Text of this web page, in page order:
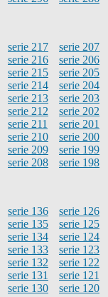
serie 217
serie 216
serie 215
serie 214
serie 213
serie 212
serie 211
serie 210
serie 209
serie 208
serie 207
serie 206
serie 205
serie 204
serie 203
serie 202
serie 201
serie 200
serie 199
serie 198
serie 136
serie 135
serie 134
serie 133
serie 132
serie 131
serie 130
serie 126
serie 125
serie 124
serie 123
serie 122
serie 121
serie 120